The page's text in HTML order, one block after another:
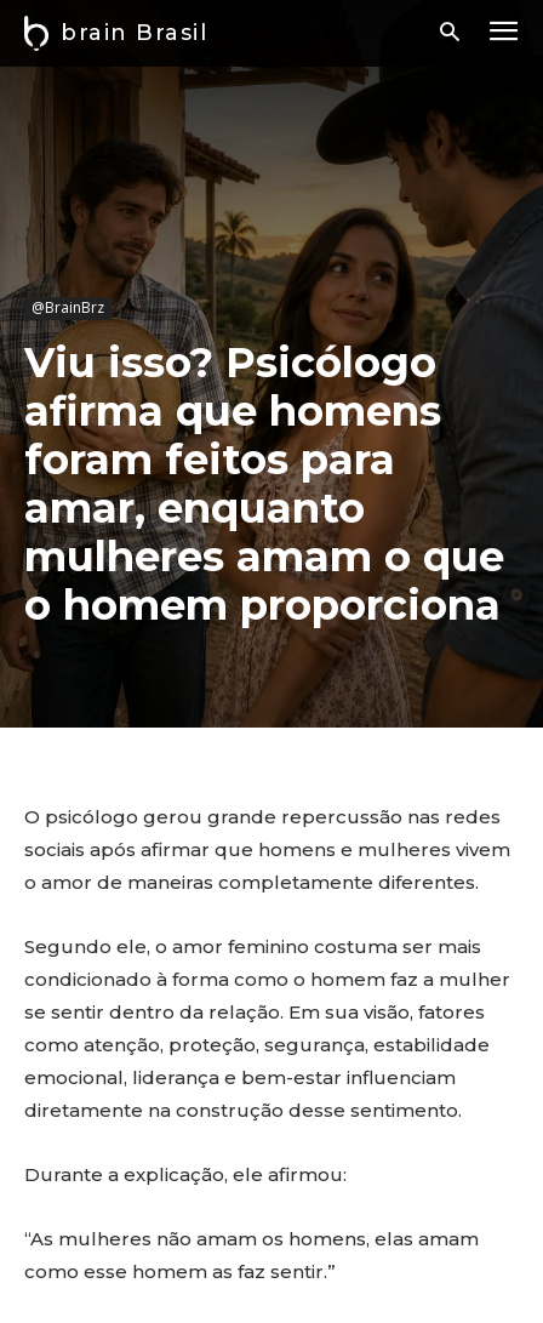
brain Brasil
@BrainBrz
Viu isso? Psicólogo
afirma que homens
foram feitos para
amar, enquanto
mulheres amam o que
o homem proporciona
O psicólogo gerou grande repercussão nas redes
sociais após afirmar que homens e mulheres vivem
o amor de maneiras completamente diferentes.
Segundo ele, o amor feminino costuma ser mais
condicionado à forma como o homem faz a mulher
se sentir dentro da relação. Em sua visão, fatores
como atenção, proteção, segurança, estabilidade
emocional, liderança e bem-estar influenciam
diretamente na construção desse sentimento.
Durante a explicação, ele afirmou:
“As mulheres não amam os homens, elas amam
como esse homem as faz sentir.”